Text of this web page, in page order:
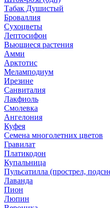
Табак Душистый
Броваллия
Сухоцветы
Лептосифон
Вьющиеся растения
Амми
Арктотис
Меламподиум
Ирезине
Санвиталия
Лакфиоль
Смолевка
Ангелония
Куфея
Семена многолетних цветов
Гравилат
Платикодон
Купальница
Пульсатилла (прострел,
Лаванда
Пион
Люпин